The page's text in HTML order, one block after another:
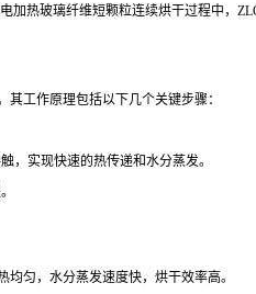
热玻璃纤维短颗粒连续烘干过程中，
工作原理包括以下几个关键步骤：
，实现快速的热传递和水分蒸发。
匀，水分蒸发速度快，烘干效率高。